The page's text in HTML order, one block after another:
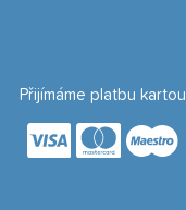
Přijímáme platbu kartou